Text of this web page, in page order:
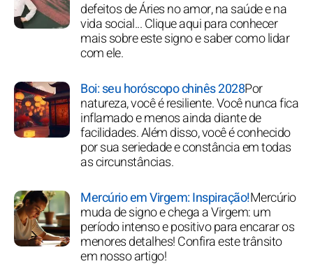
defeitos de Áries no amor, na saúde e na
vida social... Clique aqui para conhecer
mais sobre este signo e saber como lidar
com ele.
Boi: seu horóscopo chinês 2028Por
natureza, você é resiliente. Você nunca fica
inflamado e menos ainda diante de
facilidades. Além disso, você é conhecido
por sua seriedade e constância em todas
as circunstâncias.
Mercúrio em Virgem: Inspiração!Mercúrio
muda de signo e chega a Virgem: um
período intenso e positivo para encarar os
menores detalhes! Confira este trânsito
em nosso artigo!